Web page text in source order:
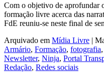
Com o objetivo de aprofundar
formação livre acerca das
FdE reuniu-se neste final de
Arquivado em Mídia Livre |
Armário, Formação, fotografia,
Newsletter, Ninja, Portal
Redação, Redes sociais